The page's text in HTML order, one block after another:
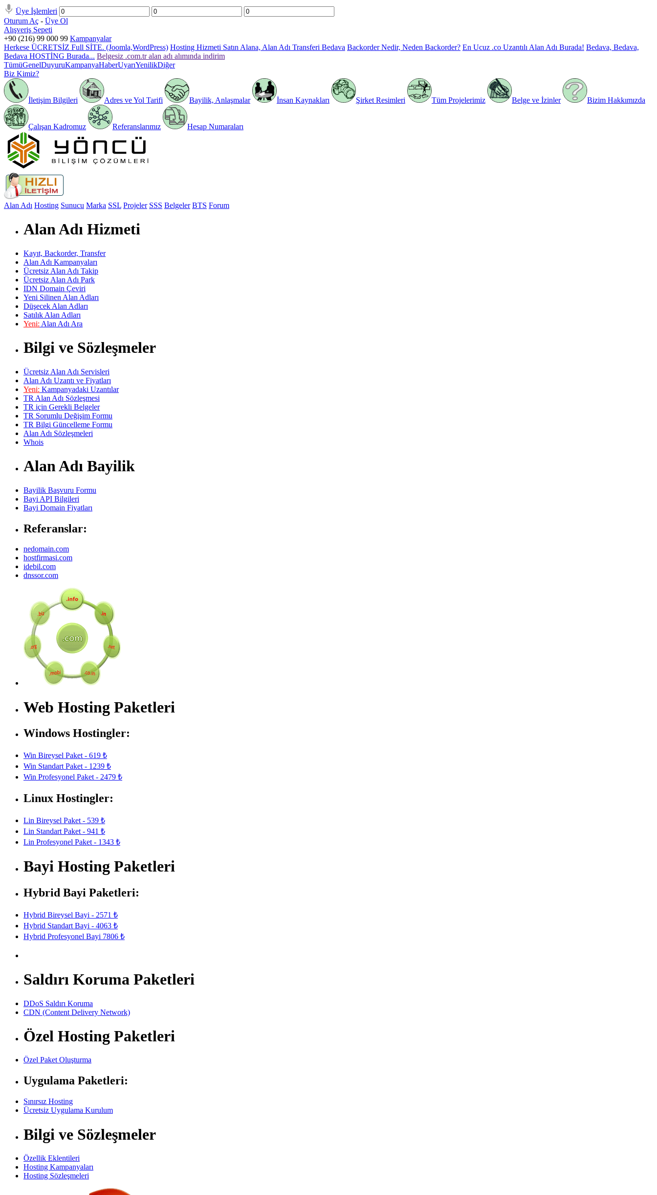
Üye İşlemleri
Oturum Aç - Üye Ol
Alışveriş Sepeti
+90 (216) 99 000 99 Kampanyalar
Herkese ÜCRETSİZ Full SİTE. (Joomla,WordPress) Hosting Hizmeti Satın Alana, Alan Adı Transferi Bedava Backorder Nedir, Neden Backorder? En Ucuz .co Uzantılı Alan Adı Burada! Bedava, Bedava,
Bedava HOSTİNG Burada... Belgesiz .com.tr alan adı alımında indirim
TümüGenelDuyuruKampanyaHaberUyarıYenilikDiğer
Biz Kimiz?
İletişim Bilgileri Adres ve Yol Tarifi Bayilik, Anlaşmalar İnsan Kaynakları Şirket Resimleri Tüm Projelerimiz Belge ve İzinler Bizim Hakkımızda
Çalışan Kadromuz Referanslarımız Hesap Numaraları
Alan Adı Hosting Sunucu Marka SSL Projeler SSS Belgeler BTS Forum
Alan Adı Hizmeti
Kayıt, Backorder, Transfer
Alan Adı Kampanyaları
Ücretsiz Alan Adı Takip
Ücretsiz Alan Adı Park
IDN Domain Çeviri
Yeni Silinen Alan Adları
Düşecek Alan Adları
Satılık Alan Adları
Yeni: Alan Adı Ara
Bilgi ve Sözleşmeler
Ücretsiz Alan Adı Servisleri
Alan Adı Uzantı ve Fiyatları
Yeni: Kampanyadaki Uzantılar
TR Alan Adı Sözleşmesi
TR için Gerekli Belgeler
TR Sorumlu Değişim Formu
TR Bilgi Güncelleme Formu
Alan Adı Sözleşmeleri
Whois
Alan Adı Bayilik
Bayilik Başvuru Formu
Bayi API Bilgileri
Bayi Domain Fiyatları
Referanslar:
nedomain.com
hostfirmasi.com
idebil.com
dnssor.com
Web Hosting Paketleri
Windows Hostingler:
Win Bireysel Paket - 619 ₺
Win Standart Paket - 1239 ₺
Win Profesyonel Paket - 2479 ₺
Linux Hostingler:
Lin Bireysel Paket - 539 ₺
Lin Standart Paket - 941 ₺
Lin Profesyonel Paket - 1343 ₺
Bayi Hosting Paketleri
Hybrid Bayi Paketleri:
Hybrid Bireysel Bayi - 2571 ₺
Hybrid Standart Bayi - 4063 ₺
Hybrid Profesyonel Bayi 7806 ₺
Saldırı Koruma Paketleri
DDoS Saldırı Koruma
CDN (Content Delivery Network)
Özel Hosting Paketleri
Özel Paket Oluşturma
Uygulama Paketleri:
Sınırsız Hosting
Ücretsiz Uygulama Kurulum
Bilgi ve Sözleşmeler
Özellik Eklentileri
Hosting Kampanyaları
Hosting Sözleşmeleri